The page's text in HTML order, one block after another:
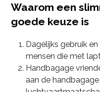
Waarom een
goede keuze is
Dagelijks gebruik
mensen die met
Handbagage
aan de